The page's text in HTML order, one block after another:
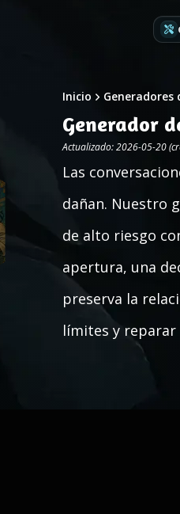
Inicio
Generador
Actualizado: 2026-05-20
Las
dañan. Nuestro
de alto riesgo
apertura, una
preserva la
límites y reparar